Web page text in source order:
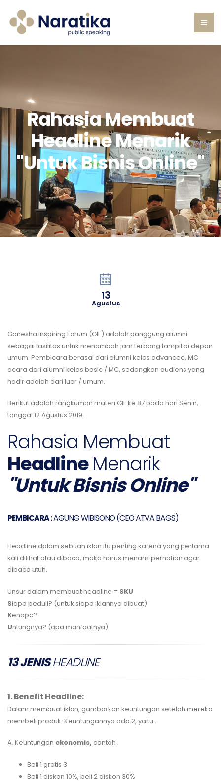
Rahasia Membuat
Headline Menarik
"Untuk Bisnis Online"
13
Agustus
Ganesha Inspiring Forum (GIF) adalah panggung alumni
sebagai fasilitas untuk menambah jam terbang tampil di depan
umum. Pembicara berasal dari alumni kelas advanced, MC
acara dari alumni kelas basic / MC, sedangkan audiens yang
hadir adalah dari luar / umum.
Berikut adalah rangkuman materi GIF ke 87 pada hari Senin,
tanggal 12 Agustus 2019.
Rahasia Membuat
HeadlineMenarik
"Untuk Bisnis Online"
PEMBICARA :AGUNG WIBISONO (CEO ATVA BAGS)
Headline dalam sebuah iklan itu penting karena yang pertama
kali dilihat atau dibaca, maka harus menarik perhatian agar
dibaca utuh.
Unsur dalam membuat headline = SKU
Siapa peduli? (untuk siapa iklannya dibuat)
Kenapa?
Untungnya? (apa manfaatnya)
13 JENISHEADLINE
1. Benefit Headline:
Dalam membuat iklan, gambarkan keuntungan setelah mereka
membeli produk. Keuntungannya ada 2, yaitu :
A. Keuntungan ekonomis, contoh :
Beli 1 gratis 3
Beli 1 diskon 10%, beli 2 diskon 30%